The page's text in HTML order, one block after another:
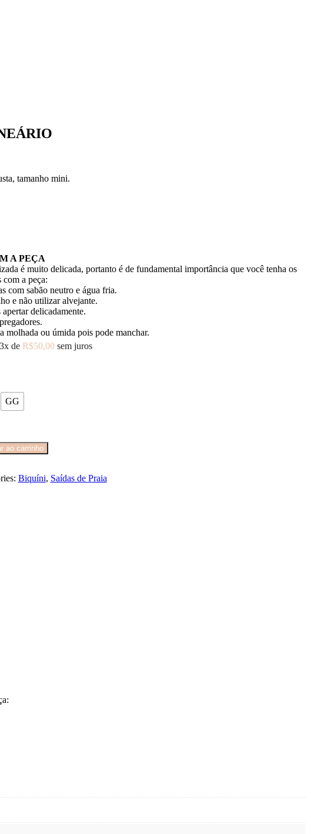
tamanho mini.
A PEÇA
é muito delicada, portanto é de fundamental importância que você tenha os
com a peça:
com sabão neutro e água fria.
e não utilizar alvejante.
delicadamente.
molhada ou úmida pois pode manchar.
de R$50,00sem juros
GG
ao carrinho
Biquíni, Saídas de Praia